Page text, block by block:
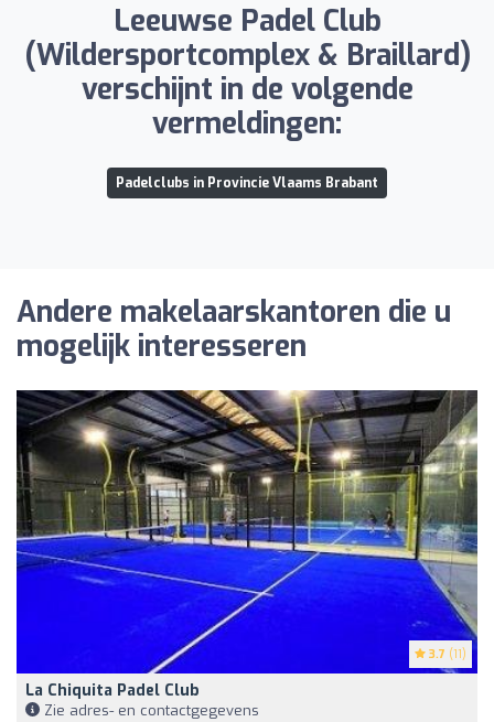
Leeuwse Padel Club
(Wildersportcomplex & Braillard)
verschijnt in de volgende
vermeldingen:
Padelclubs in Provincie Vlaams Brabant
Andere makelaarskantoren die u
mogelijk interesseren
3.7 (11)
La Chiquita Padel Club
Zie adres- en contactgegevens